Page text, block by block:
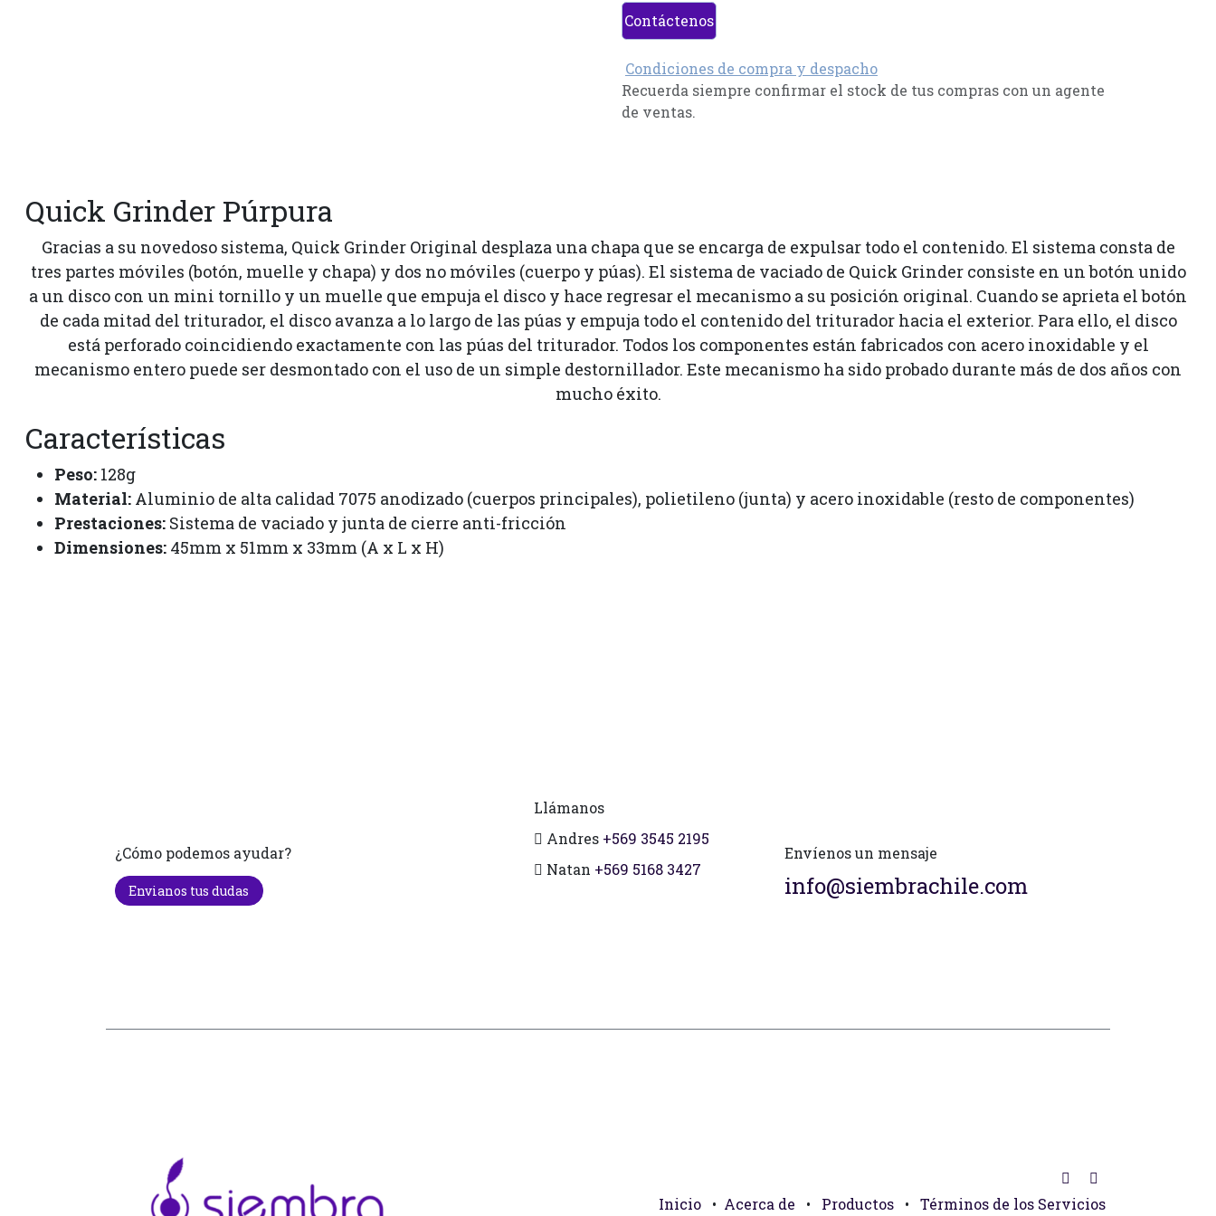
Contáctenos
Condiciones de compra y despacho
Recuerda siempre confirmar el stock de tus compras con un agente
de ventas.
Quick Grinder Púrpura
Gracias a su novedoso sistema, Quick Grinder Original desplaza una chapa que se encarga de expulsar todo el contenido. El sistema consta de
tres partes móviles (botón, muelle y chapa) y dos no móviles (cuerpo y púas). El sistema de vaciado de Quick Grinder consiste en un botón unido
a un disco con un mini tornillo y un muelle que empuja el disco y hace regresar el mecanismo a su posición original. Cuando se aprieta el botón
de cada mitad del triturador, el disco avanza a lo largo de las púas y empuja todo el contenido del triturador hacia el exterior. Para ello, el disco
está perforado coincidiendo exactamente con las púas del triturador. Todos los componentes están fabricados con acero inoxidable y el
mecanismo entero puede ser desmontado con el uso de un simple destornillador. Este mecanismo ha sido probado durante más de dos años con
mucho éxito.
Características
Peso: 128g
Material: Aluminio de alta calidad 7075 anodizado (cuerpos principales), polietileno (junta) y acero inoxidable (resto de componentes)
Prestaciones: Sistema de vaciado y junta de cierre anti-fricción
Dimensiones: 45mm x 51mm x 33mm (A x L x H)
¿Cómo podemos ayudar?
Envianos tus dudas
Llámanos
Andres +569 3545 2195
Natan +569 5168 3427
Envíenos un mensaje
info@siembrachile.com
Inicio • Acerca de • Productos • Términos de los Servicios